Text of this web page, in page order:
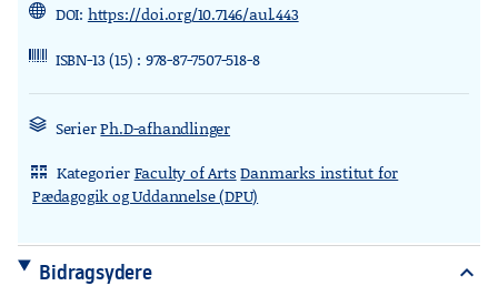
DOI: https://doi.org/10.7146/aul.443
ISBN-13 (15) : 978-87-7507-518-8
SerierPh.D-afhandlinger
rdl_stand_desk KategorierFaculty of Arts Danmarks institut for
Pædagogik og Uddannelse (DPU)
Bidragsydere expand_more